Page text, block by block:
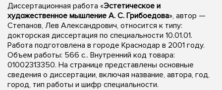
Диссертационная работа «Эстетическое и
художественное мышление А. С. Грибоедова», автор —
Степанов, Лев Александрович, относится к типу:
докторская диссертация по специальности 10.01.01.
Работа подготовлена в городе Краснодар в 2001 году.
Объем работы: 566 с.. Внутренний код товара:
01002313350. На странице представлены основные
сведения о диссертации, включая название, автора, год,
город, тип работы и шифр специальности.